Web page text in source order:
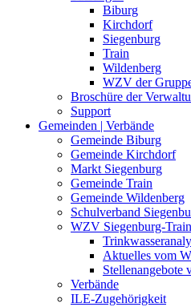
Biburg
Kirchdorf
Siegenburg
Train
Wildenberg
WZV der
Broschüre der
Support
Gemeinden | Verbände
Gemeinde Biburg
Gemeinde Kirchdorf
Markt Siegenburg
Gemeinde Train
Gemeinde Wildenberg
Schulverband
WZV Siegenburg-Train
Aktuelles vom
Stellenangebote
Verbände
ILE-Zugehörigkeit